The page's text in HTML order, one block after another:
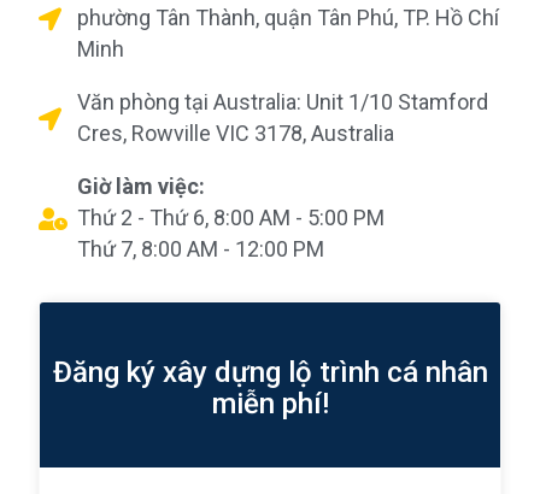
phường Tân Thành, quận Tân Phú, TP. Hồ Chí
Minh
Văn phòng tại Australia: Unit 1/10 Stamford
Cres, Rowville VIC 3178, Australia
Giờ làm việc:
Thứ 2 - Thứ 6, 8:00 AM - 5:00 PM
Thứ 7, 8:00 AM - 12:00 PM
Đăng ký xây dựng lộ trình cá nhân
miễn phí!